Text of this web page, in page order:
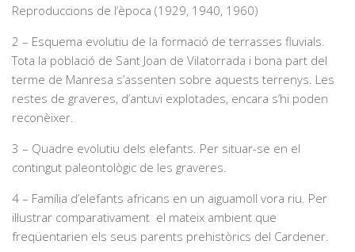
Reproduccions de l’època (1929, 1940, 1960)
2 – Esquema evolutiu de la formació de terrasses fluvials.
Tota la població de Sant Joan de Vilatorrada i bona part del
terme de Manresa s’assenten sobre aquests terrenys. Les
restes de graveres, d’antuvi explotades, encara s’hi poden
reconèixer.
3 – Quadre evolutiu dels elefants. Per situar-se en el
contingut paleontològic de les graveres.
4 – Família d’elefants africans en un aiguamoll vora riu. Per
il·lustrar comparativament el mateix ambient que
freqüentarien els seus parents prehistòrics del Cardener.